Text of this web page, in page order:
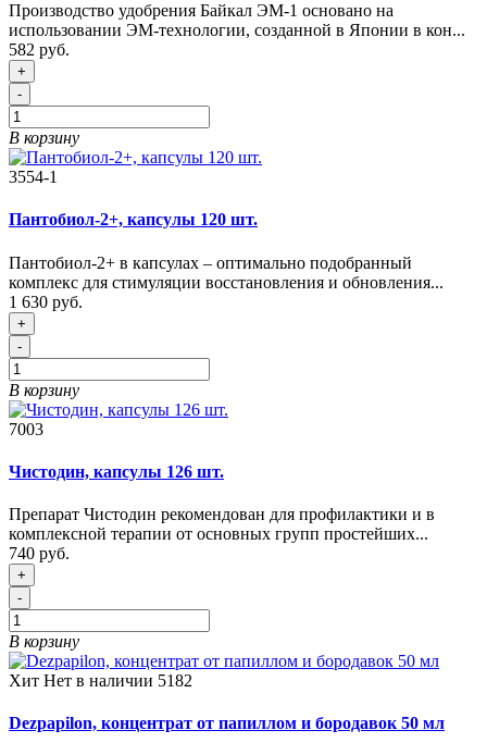
Производство удобрения Байкал ЭМ-1 основано на
использовании ЭМ-технологии, созданной в Японии в кон...
582 руб.
+
-
В корзину
3554-1
Пантобиол-2+, капсулы 120 шт.
Пантобиол-2+ в капсулах – оптимально подобранный
комплекс для стимуляции восстановления и обновления...
1 630 руб.
+
-
В корзину
7003
Чистодин, капсулы 126 шт.
Препарат Чистодин рекомендован для профилактики и в
комплексной терапии от основных групп простейших...
740 руб.
+
-
В корзину
Хит Нет в наличии 5182
Dezpapilon, концентрат от папиллом и бородавок 50 мл